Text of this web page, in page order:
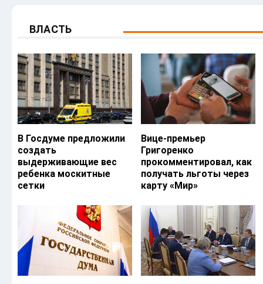
ВЛАСТЬ
В Госдуме предложили
создать
выдерживающие вес
ребенка москитные
сетки
Вице-премьер
Григоренко
прокомментировал, как
получать льготы через
карту «Мир»